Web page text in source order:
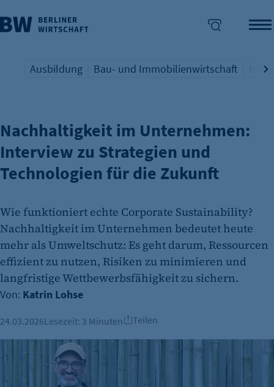
überspringen
Übersicht Schlagwort
Ausbildung
Übersicht Schlagwort
Bau- und Immobilienwirtschaft
INNOVATION TRIFFT VERANTWORTUNG
Nachhaltigkeit im Unternehmen:
Interview zu Strategien und
Technologien für die Zukunft
Wie funktioniert echte Corporate Sustainability?
Nachhaltigkeit im Unternehmen bedeutet heute
mehr als Umweltschutz: Es geht darum, Ressourcen
effizient zu nutzen, Risiken zu minimieren und
langfristige Wettbewerbsfähigkeit zu sichern.
Von: Katrin Lohse
24.03.2026Lesezeit: 3 Minuten Teilen